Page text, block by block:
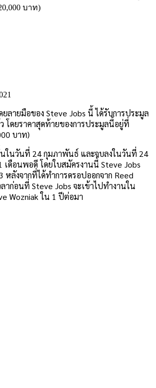
บาท)
ลายมือของ Steve Jobs นี้ ได้รับการประมูล
โดยราคาสุดท้ายของการประมูลนี้อยู่ที่
บาท)
ในวันที่ 24 กุมภาพันธ์ และจบลงในวันที่ 24
เดือนพอดี โดยใบสมัครงานนี้ Steve Jobs
หลังจากที่ได้ทำการดรอปออกจาก Reed
าก่อนที่ Steve Jobs จะเข้าไปทำงานใน
Wozniak ใน 1 ปีต่อมา